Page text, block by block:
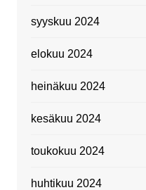
syyskuu 2024
elokuu 2024
heinäkuu 2024
kesäkuu 2024
toukokuu 2024
huhtikuu 2024